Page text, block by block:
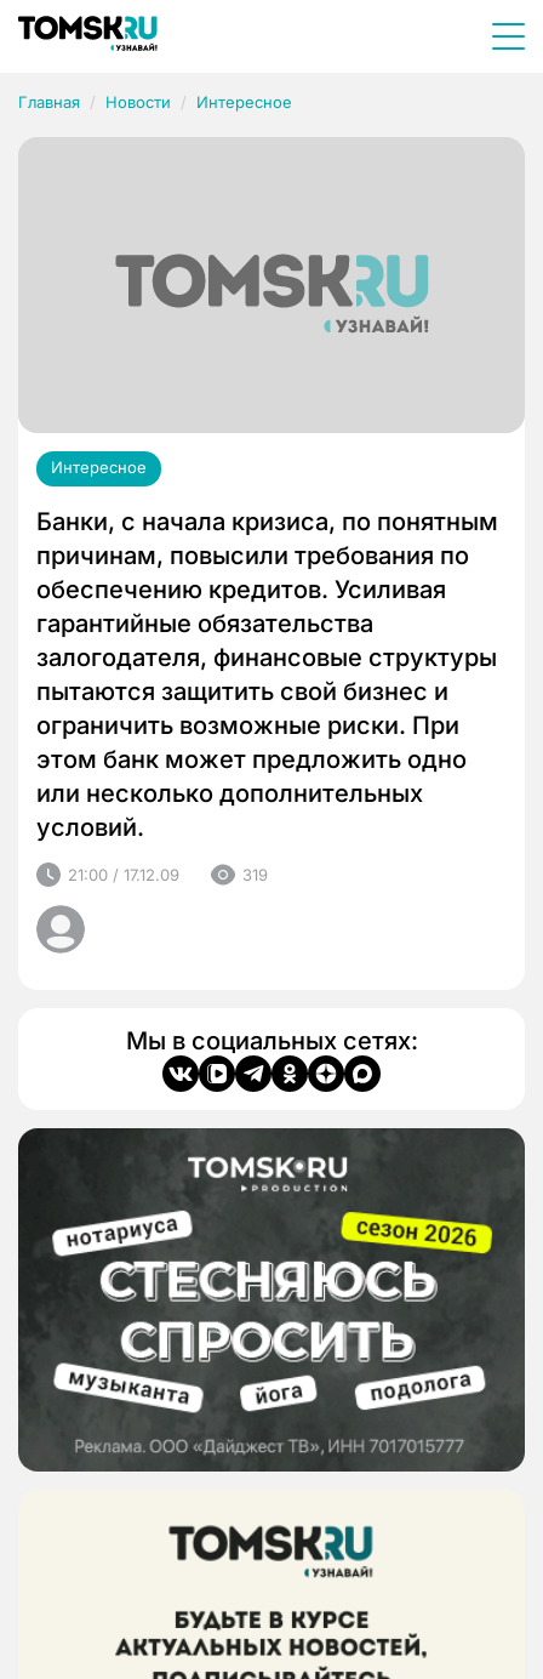
Главная Новости Интересное
Интересное
Банки, с начала кризиса, по понятным
причинам, повысили требования по
обеспечению кредитов. Усиливая
гарантийные обязательства
залогодателя, финансовые структуры
пытаются защитить свой бизнес и
ограничить возможные риски. При
этом банк может предложить одно
или несколько дополнительных
условий.
21:00 / 17.12.09 319
Мы в социальных сетях: